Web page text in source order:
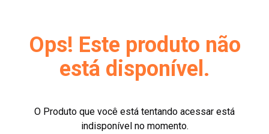
Ops! Este produto não
está disponível.
O Produto que você está tentando acessar está
indisponível no momento.